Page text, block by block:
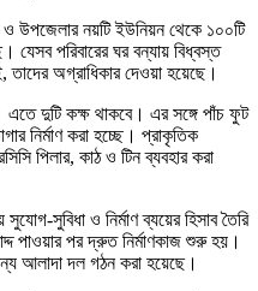
উপজেলার নয়টি ইউনিয়ন থেকে ১০০টি
যেসব পরিবারের ঘর বন্যায় বিধ্বস্ত
তাদের অগ্রাধিকার দেওয়া হয়েছে।
দুটি কক্ষ থাকবে। এর সঙ্গে পাঁচ ফুট
নির্মাণ করা হচ্ছে। প্রাকৃতিক
পিলার, কাঠ ও টিন ব্যবহার করা
সুবিধা ও নির্মাণ ব্যয়ের হিসাব তৈরি
পাওয়ার পর দ্রুত নির্মাণকাজ শুরু হয়।
আলাদা দল গঠন করা হয়েছে।